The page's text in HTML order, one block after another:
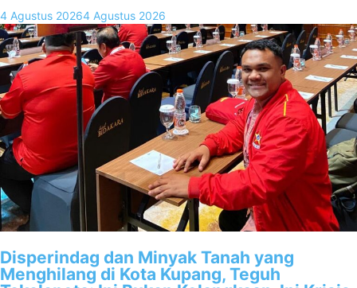
4 Agustus 20264 Agustus 2026
Disperindag dan Minyak Tanah yang
Menghilang di Kota Kupang, Teguh